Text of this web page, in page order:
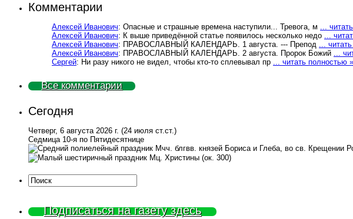
Комментарии
Алексей Иванович: Опасные и страшные времена наступили... Тревога, м ...
Алексей Иванович: К выше приведённой статье появилось несколько недо ...
Алексей Иванович: ПРАВОСЛАВНЫЙ КАЛЕНДАРЬ. 1 августа. --- Препод ...
Алексей Иванович: ПРАВОСЛАВНЫЙ КАЛЕНДАРЬ. 2 августа. Пророк Божий ...
Сергей: Ни разу никого не видел, чтобы кто-то сплевывал пр ... читать полностью »
Все комментарии
Сегодня
Четверг, 6 августа 2026 г. (24 июля ст.ст.)
Седмица 10-я по Пятидесятнице
Мчч. блгвв. князей Бориса и Глеба, во св. Крещении
Мц. Христины (ок. 300)
Подписаться на газету здесь